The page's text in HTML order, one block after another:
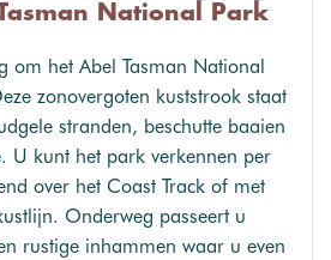
National Park
om het Abel Tasman National
zonovergoten kuststrook staat
stranden, beschutte baaien
U kunt het park verkennen per
over het Coast Track of met
Onderweg passeert u
rustige inhammen waar u even